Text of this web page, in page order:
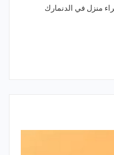
منزل في الدنمارك